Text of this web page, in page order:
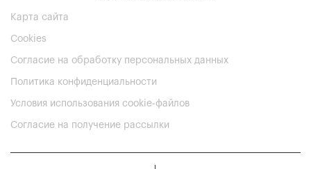
Карта сайта
Cookies
Согласие на обработку персональных данных
Политика конфиденциальности
Условия использования cookie-файлов
Согласие на получение рассылки